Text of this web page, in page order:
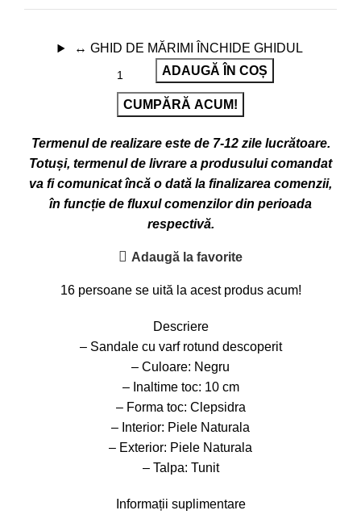
↔ GHID DE MĂRIMI
ÎNCHIDE GHIDUL
ADAUGĂ ÎN COȘ
CUMPĂRĂ ACUM!
Termenul de realizare este de 7-12 zile lucrătoare.
Totuși, termenul de livrare a produsului comandat
va fi comunicat încă o dată la finalizarea comenzii,
în funcție de fluxul comenzilor din perioada
respectivă.
Adaugă la favorite
16 persoane se uită la acest produs acum!
Descriere
– Sandale cu varf rotund descoperit
– Culoare: Negru
– Inaltime toc: 10 cm
– Forma toc: Clepsidra
– Interior: Piele Naturala
– Exterior: Piele Naturala
– Talpa: Tunit
Informații suplimentare